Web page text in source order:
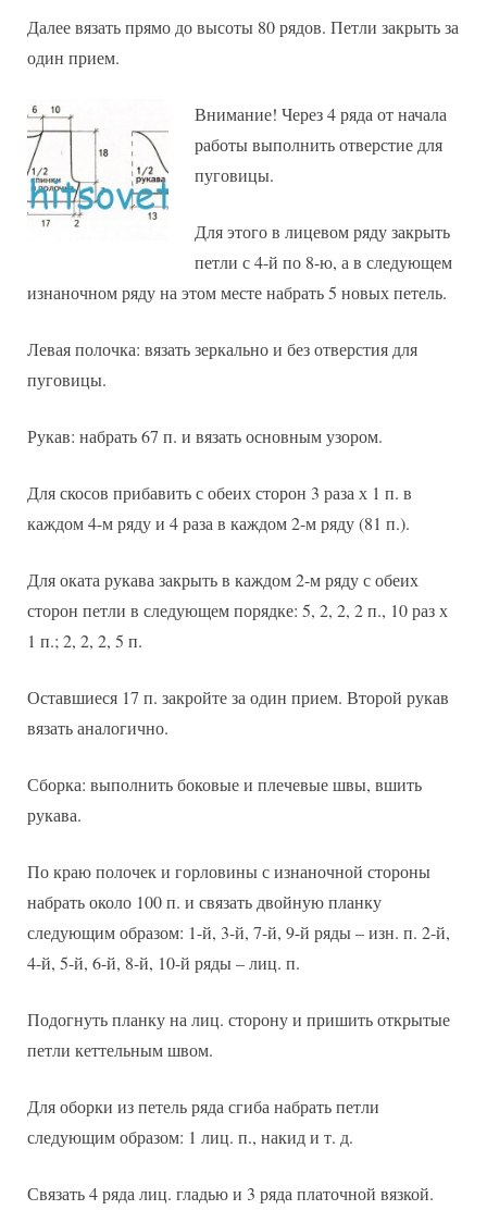
Далее вязать прямо до высоты 80 рядов. Петли закрыть за
один прием.
Внимание! Через 4 ряда от начала
работы выполнить отверстие для
пуговицы.
Для этого в лицевом ряду закрыть
петли с 4-й по 8-ю, а в следующем
изнаночном ряду на этом месте набрать 5 новых петель.
Левая полочка: вязать зеркально и без отверстия для
пуговицы.
Рукав: набрать 67 п. и вязать основным узором.
Для скосов прибавить с обеих сторон 3 раза х 1 п. в
каждом 4-м ряду и 4 раза в каждом 2-м ряду (81 п.).
Для оката рукава закрыть в каждом 2-м ряду с обеих
сторон петли в следующем порядке: 5, 2, 2, 2 п., 10 раз х
1 п.; 2, 2, 2, 5 п.
Оставшиеся 17 п. закройте за один прием. Второй рукав
вязать аналогично.
Сборка: выполнить боковые и плечевые швы, вшить
рукава.
По краю полочек и горловины с изнаночной стороны
набрать около 100 п. и связать двойную планку
следующим образом: 1-й, 3-й, 7-й, 9-й ряды – изн. п. 2-й,
4-й, 5-й, 6-й, 8-й, 10-й ряды – лиц. п.
Подогнуть планку на лиц. сторону и пришить открытые
петли кеттельным швом.
Для оборки из петель ряда сгиба набрать петли
следующим образом: 1 лиц. п., накид и т. д.
Связать 4 ряда лиц. гладью и 3 ряда платочной вязкой.